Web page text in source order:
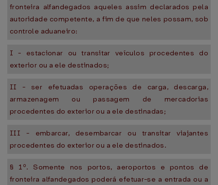
fronteira alfandegados aqueles assim declarados pela
autoridade competente, a fim de que neles possam, sob
controle aduaneiro:
I - estacionar ou transitar veículos procedentes do
exterior ou a ele destinados;
II - ser efetuadas operações de carga, descarga,
armazenagem ou passagem de mercadorias
procedentes do exterior ou a ele destinadas;
III - embarcar, desembarcar ou transitar viajantes
procedentes do exterior ou a ele destinados.
§ 1º. Somente nos portos, aeroportos e pontos de
fronteira alfandegados poderá efetuar-se a entrada ou a